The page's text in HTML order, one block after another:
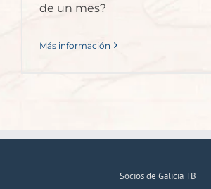
de un mes?
Más información
Socios de Galicia TB